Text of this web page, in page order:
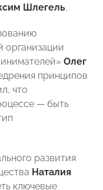
Шлегель.
Олег
принципов
что
— быть
развития
Наталия
ключевые